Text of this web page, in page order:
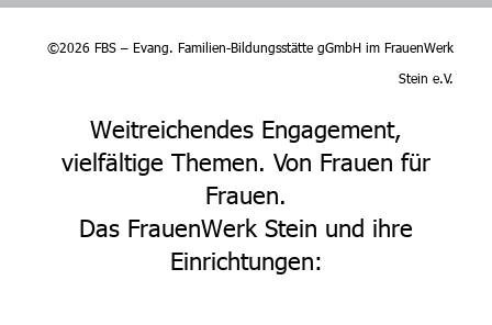
©2026 FBS – Evang. Familien-Bildungsstätte gGmbH im FrauenWerk
Stein e.V.
Weitreichendes Engagement,
vielfältige Themen. Von Frauen für
Frauen.
Das FrauenWerk Stein und ihre
Einrichtungen: